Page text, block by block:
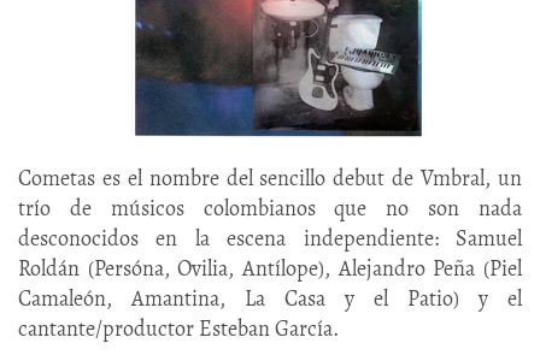
Cometas es el nombre del sencillo debut de Vmbral, un
trío de músicos colombianos que no son nada
desconocidos en la escena independiente: Samuel
Roldán (Persóna, Ovilia, Antílope), Alejandro Peña (Piel
Camaleón, Amantina, La Casa y el Patio) y el
cantante/productor Esteban García.